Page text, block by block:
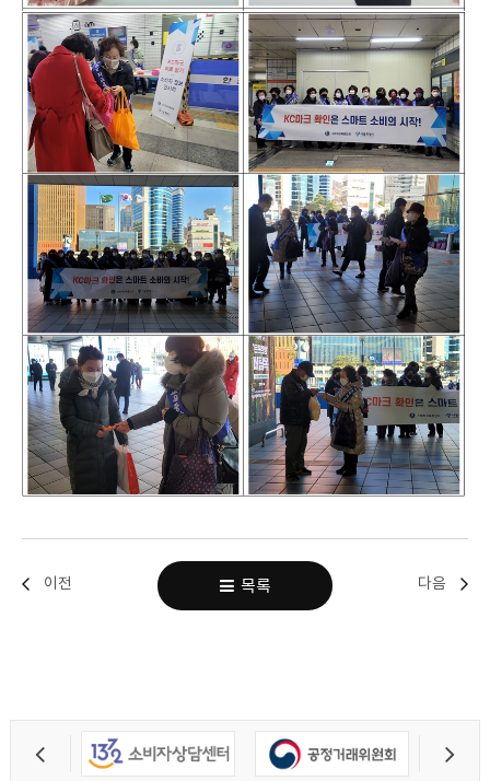
이전 다음
목록